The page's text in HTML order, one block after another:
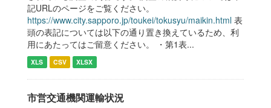
記URLのページをご覧ください。
https://www.city.sapporo.jp/toukei/tokusyu/maikin.html 表
頭の表記については以下の通り置き換えているため、利
用にあたってはご留意ください。 ・第1表...
XLS CSV XLSX
市営交通機関運輸状況